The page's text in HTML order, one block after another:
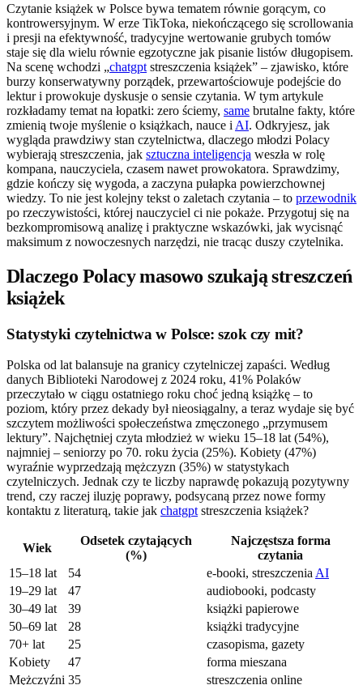
Czytanie książek w Polsce bywa tematem równie gorącym, co
kontrowersyjnym. W erze TikToka, niekończącego się scrollowania
i presji na efektywność, tradycyjne wertowanie grubych tomów
staje się dla wielu równie egzotyczne jak pisanie listów długopisem.
Na scenę wchodzi „chatgpt streszczenia książek” – zjawisko, które
burzy konserwatywny porządek, przewartościowuje podejście do
lektur i prowokuje dyskusje o sensie czytania. W tym artykule
rozkładamy temat na łopatki: zero ściemy, same brutalne fakty, które
zmienią twoje myślenie o książkach, nauce i AI. Odkryjesz, jak
wygląda prawdziwy stan czytelnictwa, dlaczego młodzi Polacy
wybierają streszczenia, jak sztuczna inteligencja weszła w rolę
kompana, nauczyciela, czasem nawet prowokatora. Sprawdzimy,
gdzie kończy się wygoda, a zaczyna pułapka powierzchownej
wiedzy. To nie jest kolejny tekst o zaletach czytania – to przewodnik
po rzeczywistości, której nauczyciel ci nie pokaże. Przygotuj się na
bezkompromisową analizę i praktyczne wskazówki, jak wycisnąć
maksimum z nowoczesnych narzędzi, nie tracąc duszy czytelnika.
Dlaczego Polacy masowo szukają streszczeń
książek
Statystyki czytelnictwa w Polsce: szok czy mit?
Polska od lat balansuje na granicy czytelniczej zapaści. Według
danych Biblioteki Narodowej z 2024 roku, 41% Polaków
przeczytało w ciągu ostatniego roku choć jedną książkę – to
poziom, który przez dekady był nieosiągalny, a teraz wydaje się być
szczytem możliwości społeczeństwa zmęczonego „przymusem
lektury”. Najchętniej czyta młodzież w wieku 15–18 lat (54%),
najmniej – seniorzy po 70. roku życia (25%). Kobiety (47%)
wyraźnie wyprzedzają mężczyzn (35%) w statystykach
czytelniczych. Jednak czy te liczby naprawdę pokazują pozytywny
trend, czy raczej iluzję poprawy, podsycaną przez nowe formy
kontaktu z literaturą, takie jak chatgpt streszczenia książek?
Wiek
Odsetek czytających
(%)
Najczęstsza forma
czytania
15–18 lat
54 e-booki, streszczenia AI
19–29 lat
47
audiobooki, podcasty
30–49 lat
39
książki papierowe
50–69 lat
28
książki tradycyjne
70+ lat
25
czasopisma, gazety
Kobiety
47
forma mieszana
Mężczyźni 35 streszczenia online